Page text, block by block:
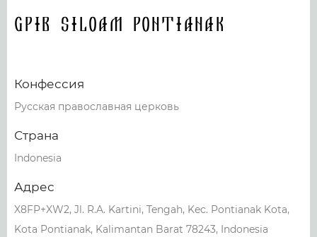
GPIB Siloam Pontianak
Конфессия
Русская православная церковь
Страна
Indonesia
Адрес
X8FP+XW2, Jl. R.A. Kartini, Tengah, Kec. Pontianak Kota,
Kota Pontianak, Kalimantan Barat 78243, Indonesia